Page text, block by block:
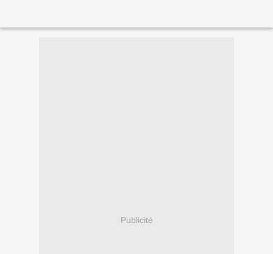
Publicité